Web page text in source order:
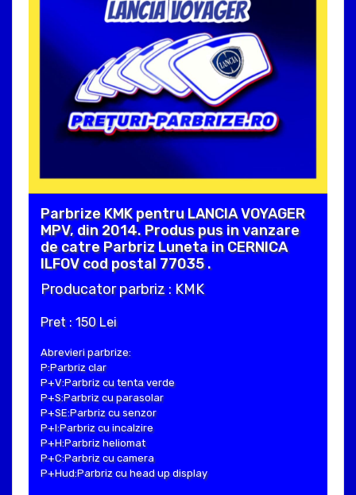
Parbrize KMK pentru LANCIA VOYAGER
MPV, din 2014. Produs pus in vanzare
de catre Parbriz Luneta in CERNICA
ILFOV cod postal 77035 .
Producator parbriz : KMK
Pret : 150 Lei
Abrevieri parbrize:
P:Parbriz clar
P+V:Parbriz cu tenta verde
P+S:Parbriz cu parasolar
P+SE:Parbriz cu senzor
P+I:Parbriz cu incalzire
P+H:Parbriz heliomat
P+C:Parbriz cu camera
P+Hud:Parbriz cu head up display